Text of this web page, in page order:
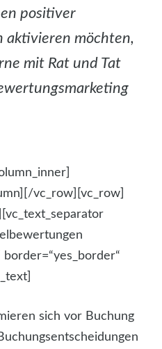
positiver
aktivieren möchten,
mit Rat und Tat
vc_row][vc_row]
border=“yes_border“
sich vor Buchung